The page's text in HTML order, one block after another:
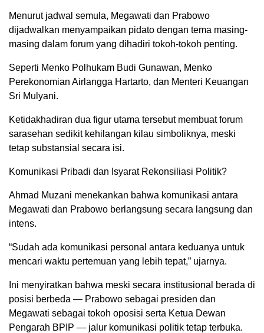
Menurut jadwal semula, Megawati dan Prabowo
dijadwalkan menyampaikan pidato dengan tema masing-
masing dalam forum yang dihadiri tokoh-tokoh penting.
Seperti Menko Polhukam Budi Gunawan, Menko
Perekonomian Airlangga Hartarto, dan Menteri Keuangan
Sri Mulyani.
Ketidakhadiran dua figur utama tersebut membuat forum
sarasehan sedikit kehilangan kilau simboliknya, meski
tetap substansial secara isi.
Komunikasi Pribadi dan Isyarat Rekonsiliasi Politik?
Ahmad Muzani menekankan bahwa komunikasi antara
Megawati dan Prabowo berlangsung secara langsung dan
intens.
“Sudah ada komunikasi personal antara keduanya untuk
mencari waktu pertemuan yang lebih tepat,” ujarnya.
Ini menyiratkan bahwa meski secara institusional berada di
posisi berbeda — Prabowo sebagai presiden dan
Megawati sebagai tokoh oposisi serta Ketua Dewan
Pengarah BPIP — jalur komunikasi politik tetap terbuka.